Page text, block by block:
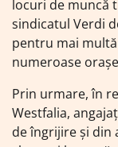
locuri de muncă
sindicatul Verdi
pentru mai
numeroase
Prin urmare, în
Westfalia,
de îngrijire și din